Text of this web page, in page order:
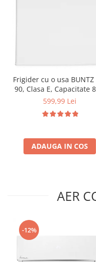
Frigider cu o usa BUNTZ
90, Clasa E, Capacitate
Iluminare interioara,
cm, Alb
599,99 Lei
ADAUGA IN COS
AER
-12%